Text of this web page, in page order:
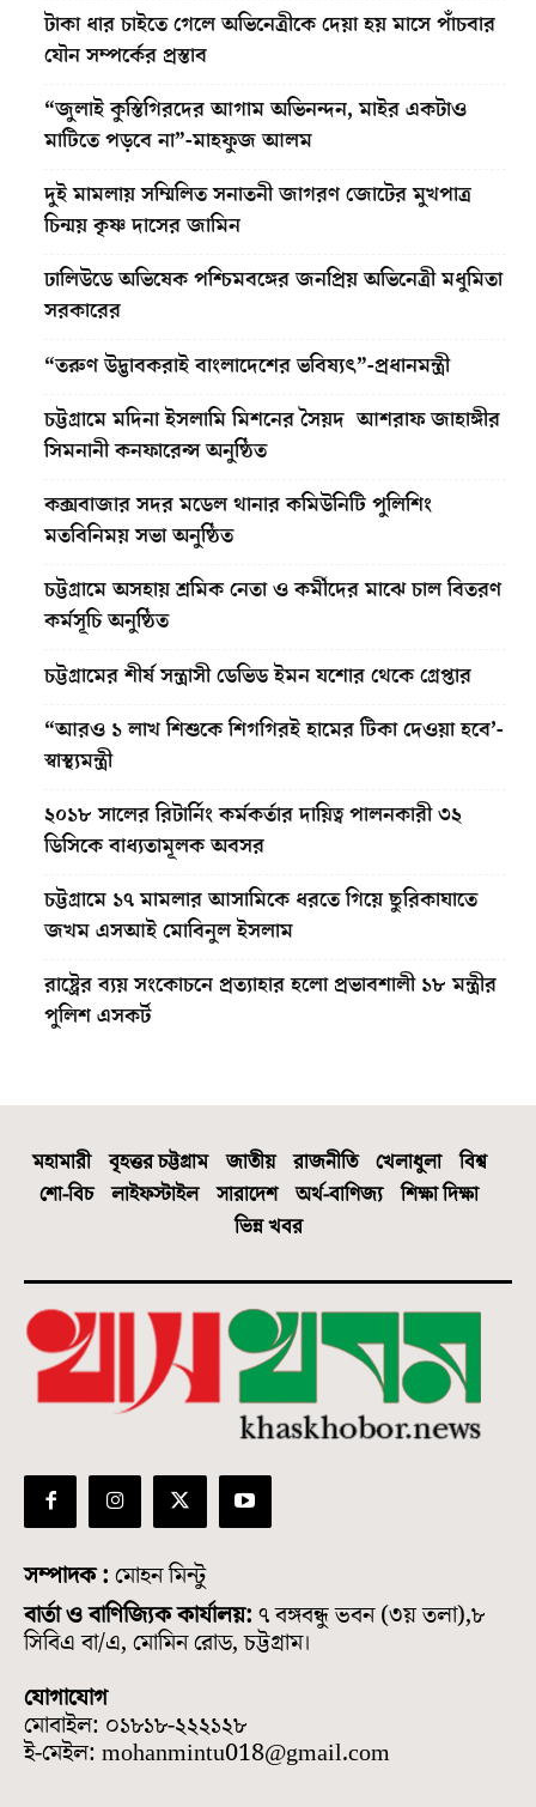
টাকা ধার চাইতে গেলে অভিনেত্রীকে দেয়া হয় মাসে পাঁচবার
যৌন সম্পর্কের প্রস্তাব
“জুলাই কুস্তিগিরদের আগাম অভিনন্দন, মাইর একটাও
মাটিতে পড়বে না”-মাহফুজ আলম
দুই মামলায় সম্মিলিত সনাতনী জাগরণ জোটের মুখপাত্র
চিন্ময় কৃষ্ণ দাসের জামিন
ঢালিউডে অভিষেক পশ্চিমবঙ্গের জনপ্রিয় অভিনেত্রী মধুমিতা
সরকারের
“তরুণ উদ্ভাবকরাই বাংলাদেশের ভবিষ্যৎ”-প্রধানমন্ত্রী
চট্টগ্রামে মদিনা ইসলামি মিশনের সৈয়দ আশরাফ জাহাঙ্গীর
সিমনানী কনফারেন্স অনুষ্ঠিত
কক্সবাজার সদর মডেল থানার কমিউনিটি পুলিশিং
মতবিনিময় সভা অনুষ্ঠিত
চট্টগ্রামে অসহায় শ্রমিক নেতা ও কর্মীদের মাঝে চাল বিতরণ
কর্মসূচি অনুষ্ঠিত
চট্টগ্রামের শীর্ষ সন্ত্রাসী ডেভিড ইমন যশোর থেকে গ্রেপ্তার
“আরও ১ লাখ শিশুকে শিগগিরই হামের টিকা দেওয়া হবে’-
স্বাস্থ্যমন্ত্রী
২০১৮ সালের রিটার্নিং কর্মকর্তার দায়িত্ব পালনকারী ৩২
ডিসিকে বাধ্যতামূলক অবসর
চট্টগ্রামে ১৭ মামলার আসামিকে ধরতে গিয়ে ছুরিকাঘাতে
জখম এসআই মোবিনুল ইসলাম
রাষ্ট্রের ব্যয় সংকোচনে প্রত্যাহার হলো প্রভাবশালী ১৮ মন্ত্রীর
পুলিশ এসকর্ট
মহামারী বৃহত্তর চট্টগ্রাম জাতীয় রাজনীতি খেলাধুলা
বিশ্ব
শো-বিচ
লাইফস্টাইল সারাদেশ অর্থ-বাণিজ্য
শিক্ষা দিক্ষা
ভিন্ন খবর
সম্পাদক : মোহন মিন্টু
বার্তা ও বাণিজ্যিক কার্যালয়: ৭ বঙ্গবন্ধু ভবন (৩য় তলা),৮
সিবিএ বা/এ, মোমিন রোড, চট্টগ্রাম।
যোগাযোগ
মোবাইল: ০১৮১৮-২২২১২৮
ই-মেইল: mohanmintu018@gmail.com